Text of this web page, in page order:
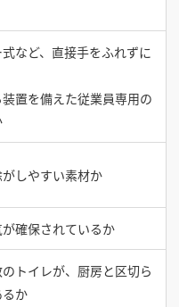
など、直接手をふれずに
置を備えた従業員専用の
しやすい素材か
確保されているか
トイレが、厨房と区切ら
か